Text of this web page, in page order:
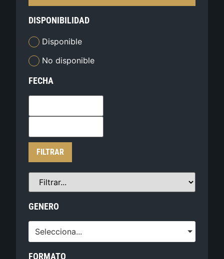
DISPONIBILIDAD
Disponible
No disponible
FECHA
FILTRAR
GENERO
Selecciona...
FORMATO